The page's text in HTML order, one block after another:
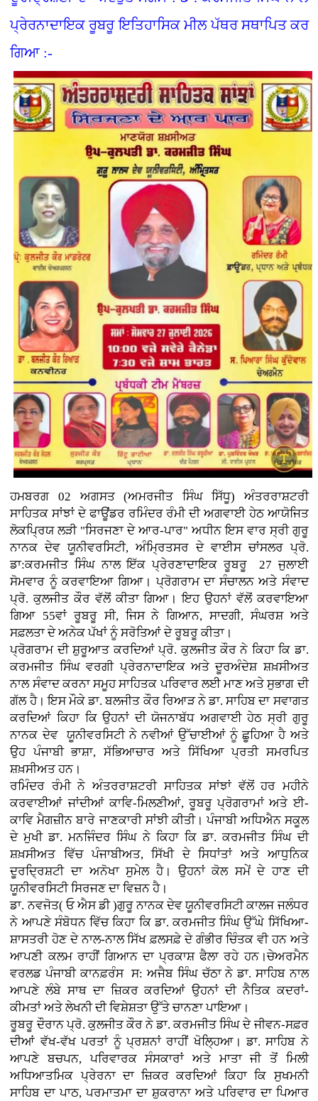
ਪ੍ਰੇਰਨਾਦਾਇਕ ਰੂਬਰੂ ਇਤਿਹਾਸਿਕ ਮੀਲ ਪੱਥਰ ਸਥਾਪਿਤ ਕਰ
ਗਿਆ :-
ਹਮਬਰਗ 02 ਅਗਸਤ (ਅਮਰਜੀਤ ਸਿੰਘ ਸਿੱਧੂ) ਅੰਤਰਰਾਸ਼ਟਰੀ
ਸਾਹਿਤਕ ਸਾਂਝਾਂ ਦੇ ਫਾਊਂਡਰ ਰਮਿੰਦਰ ਰੰਮੀ ਦੀ ਅਗਵਾਈ ਹੇਠ ਆਯੋਜਿਤ
ਲੋਕਪ੍ਰਿਯ ਲੜੀ "ਸਿਰਜਣਾ ਦੇ ਆਰ-ਪਾਰ" ਅਧੀਨ ਇਸ ਵਾਰ ਸ੍ਰੀ ਗੁਰੂ
ਨਾਨਕ ਦੇਵ ਯੂਨੀਵਰਸਿਟੀ, ਅੰਮ੍ਰਿਤਸਰ ਦੇ ਵਾਈਸ ਚਾਂਸਲਰ ਪ੍ਰੋ.
ਡਾ:ਕਰਮਜੀਤ ਸਿੰਘ ਨਾਲ ਇੱਕ ਪ੍ਰੇਰਣਾਦਾਇਕ ਰੂਬਰੂ 27 ਜੁਲਾਈ
ਸੋਮਵਾਰ ਨੂੰ ਕਰਵਾਇਆ ਗਿਆ। ਪ੍ਰੋਗਰਾਮ ਦਾ ਸੰਚਾਲਨ ਅਤੇ ਸੰਵਾਦ
ਪ੍ਰੋ. ਕੁਲਜੀਤ ਕੌਰ ਵੱਲੋਂ ਕੀਤਾ ਗਿਆ। ਇਹ ਉਹਨਾਂ ਵੱਲੋਂ ਕਰਵਾਇਆ
ਗਿਆ 55ਵਾਂ ਰੂਬਰੂ ਸੀ, ਜਿਸ ਨੇ ਗਿਆਨ, ਸਾਦਗੀ, ਸੰਘਰਸ਼ ਅਤੇ
ਸਫ਼ਲਤਾ ਦੇ ਅਨੇਕ ਪੱਖਾਂ ਨੂੰ ਸਰੋਤਿਆਂ ਦੇ ਰੂਬਰੂ ਕੀਤਾ।
ਪ੍ਰੋਗਰਾਮ ਦੀ ਸ਼ੁਰੂਆਤ ਕਰਦਿਆਂ ਪ੍ਰੋ. ਕੁਲਜੀਤ ਕੌਰ ਨੇ ਕਿਹਾ ਕਿ ਡਾ.
ਕਰਮਜੀਤ ਸਿੰਘ ਵਰਗੀ ਪ੍ਰੇਰਨਾਦਾਇਕ ਅਤੇ ਦੂਰਅੰਦੇਸ਼ ਸ਼ਖ਼ਸੀਅਤ
ਨਾਲ ਸੰਵਾਦ ਕਰਨਾ ਸਮੂਹ ਸਾਹਿਤਕ ਪਰਿਵਾਰ ਲਈ ਮਾਣ ਅਤੇ ਸੁਭਾਗ ਦੀ
ਗੱਲ ਹੈ। ਇਸ ਮੌਕੇ ਡਾ. ਬਲਜੀਤ ਕੌਰ ਰਿਆੜ ਨੇ ਡਾ. ਸਾਹਿਬ ਦਾ ਸਵਾਗਤ
ਕਰਦਿਆਂ ਕਿਹਾ ਕਿ ਉਹਨਾਂ ਦੀ ਯੋਜਨਾਬੱਧ ਅਗਵਾਈ ਹੇਠ ਸ੍ਰੀ ਗੁਰੂ
ਨਾਨਕ ਦੇਵ ਯੂਨੀਵਰਸਿਟੀ ਨੇ ਨਵੀਆਂ ਉੱਚਾਈਆਂ ਨੂੰ ਛੂਹਿਆ ਹੈ ਅਤੇ
ਉਹ ਪੰਜਾਬੀ ਭਾਸ਼ਾ, ਸੱਭਿਆਚਾਰ ਅਤੇ ਸਿੱਖਿਆ ਪ੍ਰਤੀ ਸਮਰਪਿਤ
ਸ਼ਖ਼ਸੀਅਤ ਹਨ।
ਰਮਿੰਦਰ ਰੰਮੀ ਨੇ ਅੰਤਰਰਾਸ਼ਟਰੀ ਸਾਹਿਤਕ ਸਾਂਝਾਂ ਵੱਲੋਂ ਹਰ ਮਹੀਨੇ
ਕਰਵਾਈਆਂ ਜਾਂਦੀਆਂ ਕਾਵਿ-ਮਿਲਣੀਆਂ, ਰੂਬਰੂ ਪ੍ਰੋਗਰਾਮਾਂ ਅਤੇ ਈ-
ਕਾਵਿ ਮੈਗਜ਼ੀਨ ਬਾਰੇ ਜਾਣਕਾਰੀ ਸਾਂਝੀ ਕੀਤੀ। ਪੰਜਾਬੀ ਅਧਿਐਨ ਸਕੂਲ
ਦੇ ਮੁਖੀ ਡਾ. ਮਨਜਿੰਦਰ ਸਿੰਘ ਨੇ ਕਿਹਾ ਕਿ ਡਾ. ਕਰਮਜੀਤ ਸਿੰਘ ਦੀ
ਸ਼ਖ਼ਸੀਅਤ ਵਿੱਚ ਪੰਜਾਬੀਅਤ, ਸਿੱਖੀ ਦੇ ਸਿਧਾਂਤਾਂ ਅਤੇ ਆਧੁਨਿਕ
ਦੂਰਦ੍ਰਿਸ਼ਟੀ ਦਾ ਅਨੋਖਾ ਸੁਮੇਲ ਹੈ। ਉਹਨਾਂ ਕੋਲ ਸਮੇਂ ਦੇ ਹਾਣ ਦੀ
ਯੂਨੀਵਰਸਿਟੀ ਸਿਰਜਣ ਦਾ ਵਿਜ਼ਨ ਹੈ।
ਡਾ. ਨਵਜੋਤ( ਓ ਐਸ ਡੀ )ਗੁਰੂ ਨਾਨਕ ਦੇਵ ਯੂਨੀਵਰਸਿਟੀ ਕਾਲਜ ਜਲੰਧਰ
ਨੇ ਆਪਣੇ ਸੰਬੋਧਨ ਵਿੱਚ ਕਿਹਾ ਕਿ ਡਾ. ਕਰਮਜੀਤ ਸਿੰਘ ਉੱਘੇ ਸਿੱਖਿਆ-
ਸ਼ਾਸਤਰੀ ਹੋਣ ਦੇ ਨਾਲ-ਨਾਲ ਸਿੱਖ ਫ਼ਲਸਫ਼ੇ ਦੇ ਗੰਭੀਰ ਚਿੰਤਕ ਵੀ ਹਨ ਅਤੇ
ਆਪਣੀ ਕਲਮ ਰਾਹੀਂ ਗਿਆਨ ਦਾ ਪ੍ਰਕਾਸ਼ ਫੈਲਾ ਰਹੇ ਹਨ।ਚੇਅਰਮੈਨ
ਵਰਲਡ ਪੰਜਾਬੀ ਕਾਨਫ਼ਰੰਸ ਸ: ਅਜੈਬ ਸਿੰਘ ਚੱਠਾ ਨੇ ਡਾ. ਸਾਹਿਬ ਨਾਲ
ਆਪਣੇ ਲੰਬੇ ਸਾਥ ਦਾ ਜ਼ਿਕਰ ਕਰਦਿਆਂ ਉਹਨਾਂ ਦੀ ਨੈਤਿਕ ਕਦਰਾਂ-
ਕੀਮਤਾਂ ਅਤੇ ਲੇਖਨੀ ਦੀ ਵਿਸ਼ੇਸ਼ਤਾ ਉੱਤੇ ਚਾਨਣਾ ਪਾਇਆ।
ਰੂਬਰੂ ਦੌਰਾਨ ਪ੍ਰੋ. ਕੁਲਜੀਤ ਕੌਰ ਨੇ ਡਾ. ਕਰਮਜੀਤ ਸਿੰਘ ਦੇ ਜੀਵਨ-ਸਫ਼ਰ
ਦੀਆਂ ਵੱਖ-ਵੱਖ ਪਰਤਾਂ ਨੂੰ ਪ੍ਰਸ਼ਨਾਂ ਰਾਹੀਂ ਖੋਲ੍ਹਿਆ। ਡਾ. ਸਾਹਿਬ ਨੇ
ਆਪਣੇ ਬਚਪਨ, ਪਰਿਵਾਰਕ ਸੰਸਕਾਰਾਂ ਅਤੇ ਮਾਤਾ ਜੀ ਤੋਂ ਮਿਲੀ
ਅਧਿਆਤਮਿਕ ਪ੍ਰੇਰਨਾ ਦਾ ਜ਼ਿਕਰ ਕਰਦਿਆਂ ਕਿਹਾ ਕਿ ਸੁਖਮਨੀ
ਸਾਹਿਬ ਦਾ ਪਾਠ, ਪਰਮਾਤਮਾ ਦਾ ਸ਼ੁਕਰਾਨਾ ਅਤੇ ਪਰਿਵਾਰ ਦਾ ਪਿਆਰ